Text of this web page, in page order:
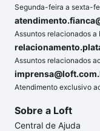
Segunda-feira a sexta-
Assuntos relacionados a
Assuntos relacionados
Atendimento exclusivo
Sobre a Loft
Central de Ajuda